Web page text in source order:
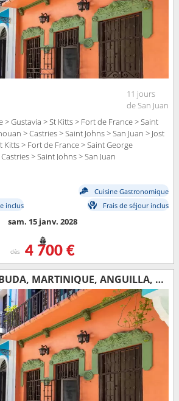
11 jours
de San Juan
> Gustavia > St Kitts > Fort de France > Saint
> Castries > Saint Johns > San Juan > Jost
Kitts > Fort de France > Saint George
> Saint Johns > San Juan
Cuisine Gastronomique
inclus
Frais de séjour inclus
sam. 15 janv. 2028
dès 4 700 €
ANTIGUA-ET-BARBUDA, MARTINIQUE, ANGUILLA, FRANCE, VIRGIN GORDA, PORTO RICO